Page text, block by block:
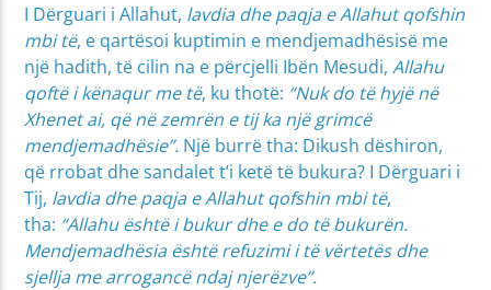
I Dërguari i Allahut, lavdia dhe paqja e Allahut qofshin
mbi të, e qartësoi kuptimin e mendjemadhësisë me
një hadith, të cilin na e përcjelli Ibën Mesudi,Allahu
qoftë i kënaqur me të, ku thotë: “Nuk do të hyjë në
Xhenet ai, që në zemrën e tij ka një grimcë
mendjemadhësie”. Një burrë tha: Dikush dëshiron,
që rrobat dhe sandalet t’i ketë të bukura? I Dërguari i
Tij, lavdia dhe paqja e Allahut qofshin mbi të,
tha: “Allahu është i bukur dhe e do të bukurën.
Mendjemadhësia është refuzimi i të vërtetës dhe
sjellja me arrogancë ndaj njerëzve”.